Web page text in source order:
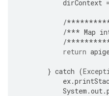
dirContext =
/
/*** Map
/
return
} catch (
ex.
System .out.